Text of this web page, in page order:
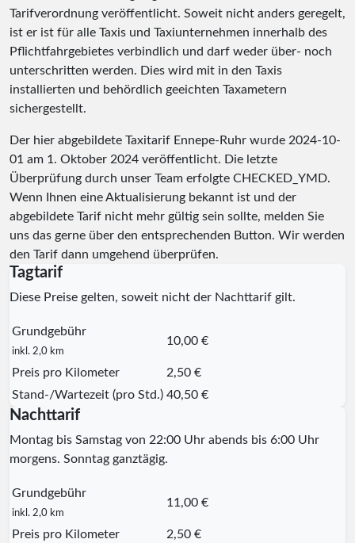
Tarifverordnung veröffentlicht. Soweit nicht anders geregelt,
ist er ist für alle Taxis und Taxiunternehmen innerhalb des
Pflichtfahrgebietes verbindlich und darf weder über- noch
unterschritten werden. Dies wird mit in den Taxis
installierten und behördlich geeichten Taxametern
sichergestellt.
Der hier abgebildete Taxitarif Ennepe-Ruhr wurde 2024-10-
01 am 1. Oktober 2024 veröffentlicht. Die letzte
Überprüfung durch unser Team erfolgte CHECKED_YMD.
Wenn Ihnen eine Aktualisierung bekannt ist und der
abgebildete Tarif nicht mehr gültig sein sollte, melden Sie
uns das gerne über den entsprechenden Button. Wir werden
den Tarif dann umgehend überprüfen.
Tagtarif
Diese Preise gelten, soweit nicht der Nachttarif gilt.
Grundgebühr
inkl. 2,0 km
10,00 €
Preis pro Kilometer
2,50 €
Stand-/Wartezeit (pro Std.) 40,50 €
Nachttarif
Montag bis Samstag von 22:00 Uhr abends bis 6:00 Uhr
morgens. Sonntag ganztägig.
Grundgebühr
inkl. 2,0 km
11,00 €
Preis pro Kilometer
2,50 €